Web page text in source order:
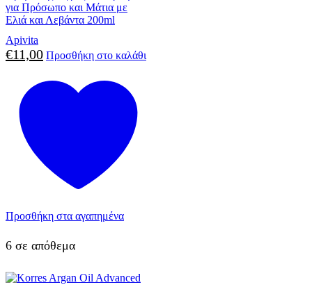
για Πρόσωπο και Μάτια με
Ελιά και Λεβάντα 200ml
Apivita
€11,00 Προσθήκη στο καλάθι
Προσθήκη στα αγαπημένα
6 σε απόθεμα